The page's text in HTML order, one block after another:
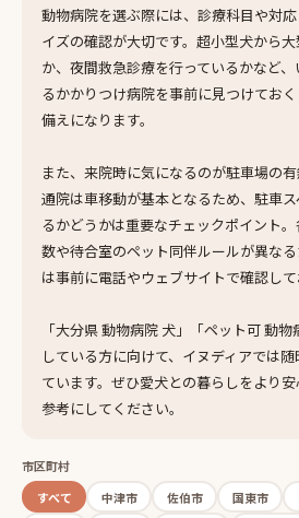
動物病院を選ぶ際には、診療科目や対
イズの確認が大切です。超小型犬から
か、夜間救急診療を行っているかなど
るかかりつけ病院を事前に見つけてお
備えになります。
また、来院時に気になるのが駐車場の
通院は車移動が基本となるため、駐車
るかどうかは重要なチェックポイント
数や待合室のペット同伴ルールが異な
は事前に電話やウェブサイトで確認して
「大分県 動物病院 犬」「ペット可 動
している方に向けて、イヌディアでは
ています。ぜひ愛犬との暮らしをより
参考にしてください。
市区町村
すべて
中津市 佐伯市 国東市